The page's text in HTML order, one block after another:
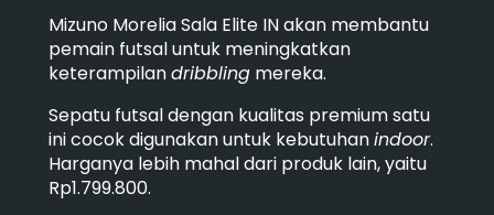
Mizuno Morelia Sala Elite IN akan membantu
pemain futsal untuk meningkatkan
keterampilandribblingmereka.
Sepatu futsal dengan kualitas premium satu
ini cocok digunakan untuk kebutuhanindoor.
Harganya lebih mahal dari produk lain, yaitu
Rp1.799.800.